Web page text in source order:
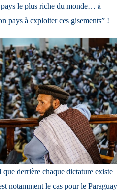
pays le plus riche du monde… à
pays à exploiter ces gisements” !
derrière chaque dictature existe
notamment le cas pour le Paraguay